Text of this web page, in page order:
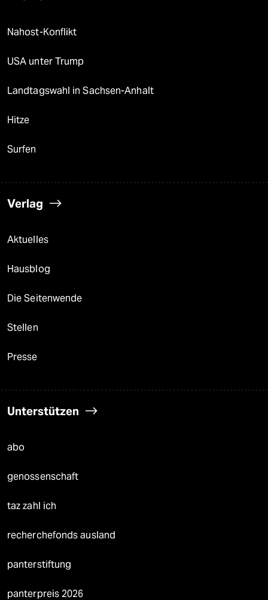
Nahost-Konflikt
USA unter Trump
Landtagswahl in Sachsen-Anhalt
Hitze
Surfen
Verlag
Aktuelles
Hausblog
Die Seitenwende
Stellen
Presse
Unterstützen
abo
genossenschaft
taz zahl ich
recherchefonds ausland
panterstiftung
panterpreis 2026